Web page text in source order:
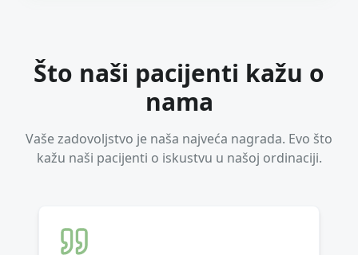
Što naši pacijenti kažu o
nama
Vaše zadovoljstvo je naša najveća nagrada. Evo što
kažu naši pacijenti o iskustvu u našoj ordinaciji.